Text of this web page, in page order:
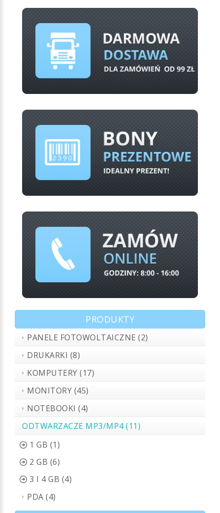
PRODUKTY
PANELE FOTOWOLTAICZNE (2)
DRUKARKI (8)
KOMPUTERY (17)
MONITORY (45)
NOTEBOOKI (4)
ODTWARZACZE MP3/MP4 (11)
1 GB (1)
2 GB (6)
3 I 4 GB (4)
PDA (4)